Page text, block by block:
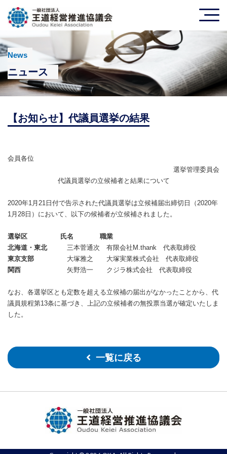
News
ニュース
【お知らせ】代議員選挙の結果
会員各位
選挙管理委員会
代議員選挙の立候補者と結果について
2020年1月21日付で告示された代議員選挙は立候補届出締切日（2020年
1月28日）において、以下の候補者が立候補されました。
選挙区 氏名
職業
北海道・東北
三本菅通次 有限会社M.thank 代表取締役
東京支部
大塚雅之
大塚実業株式会社 代表取締役
関西
矢野浩一 クジラ株式会社 代表取締役
なお、各選挙区とも定数を超える立候補の届出がなかったことから、代
議員規程第13条に基づき、上記の立候補者の無投票当選が確定いたしま
した。
一覧に戻る